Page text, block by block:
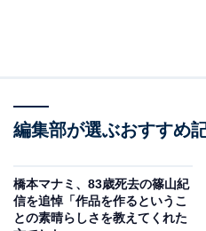
編集部が選ぶおすすめ
橋本マナミ、83歳死去の篠山紀
信を追悼「作品を作るというこ
との素晴らしさを教えてくれた